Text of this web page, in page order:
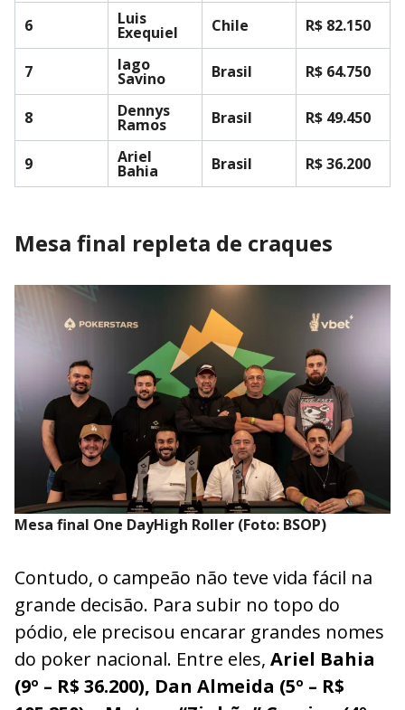
6 Luis
Exequiel Chile R$ 82.150
7 Iago
Savino Brasil R$ 64.750
8 Dennys
Ramos Brasil R$ 49.450
9 Ariel
Bahia Brasil R$ 36.200
Mesa final repleta de craques
Mesa final One DayHigh Roller (Foto: BSOP)
Contudo, o campeão não teve vida fácil na
grande decisão. Para subir no topo do
pódio, ele precisou encarar grandes nomes
do poker nacional. Entre eles, Ariel Bahia
(9º – R$ 36.200), Dan Almeida (5º – R$